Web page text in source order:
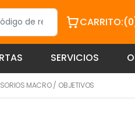
CARRITO:
SERVICIOS
MACRO/ OBJETIVOS